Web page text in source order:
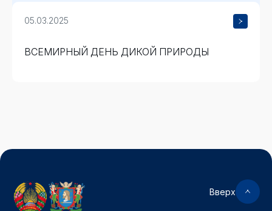
05.03.2025
ВСЕМИРНЫЙ ДЕНЬ ДИКОЙ ПРИРОДЫ
Вверх